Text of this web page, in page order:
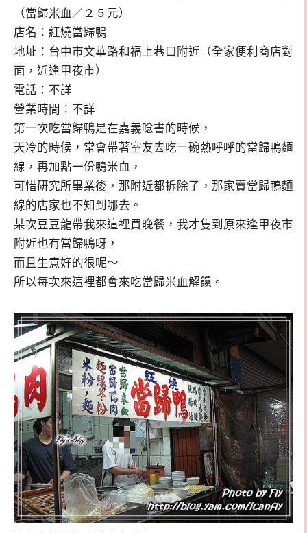
（當歸米血／２５元）
店名：紅燒當歸鴨
地址：台中市文華路和福上巷口附近（全家便利商店對
面，近逢甲夜市）
電話：不詳
營業時間：不詳
第一次吃當歸鴨是在嘉義唸書的時候，
天冷的時候，常會帶著室友去吃ㄧ碗熱呼呼的當歸鴨麵
線，再加點一份鴨米血，
可惜研究所畢業後，那附近都拆除了，那家賣當歸鴨麵
線的店家也不知到哪去。
某次豆豆龍帶我來這裡買晚餐，我才隻到原來逢甲夜市
附近也有當歸鴨呀，
而且生意好的很呢～
所以每次來這裡都會來吃當歸米血解饞。